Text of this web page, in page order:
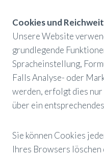
Cookies und
Unsere Website
grundlegende
Spracheinstellung,
Falls Analyse- oder
werden, erfolgt dies
über ein
Sie können Cookies
Ihres Browsers